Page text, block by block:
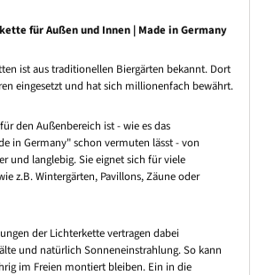
für Außen und Innen | Made in Germany
ist aus traditionellen Biergärten bekannt. Dort
eingesetzt und hat sich millionenfach bewährt.
den Außenbereich ist - wie es das
in Germany" schon vermuten lässt - von
und langlebig. Sie eignet sich für viele
z.B. Wintergärten, Pavillons, Zäune oder
der Lichterkette vertragen dabei
und natürlich Sonneneinstrahlung. So kann
im Freien montiert bleiben. Ein in die